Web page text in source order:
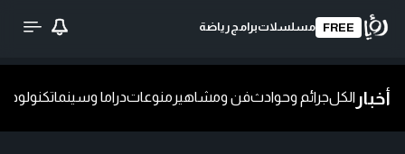
FREE مسلسلاتبرامج رياضة
أخبار الكلجرائم وحوادثفن ومشاهير منوعاتدراما وسينماتكنولوجيا